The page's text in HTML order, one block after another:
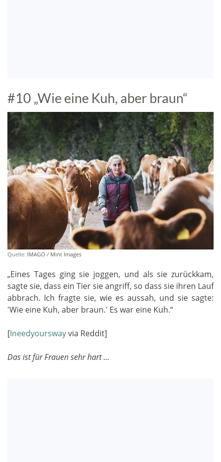
#10 „Wie eine Kuh, aber braun“
Quelle: IMAGO / Mint Images
„Eines Tages ging sie joggen, und als sie zurückkam,
sagte sie, dass ein Tier sie angriff, so dass sie ihren Lauf
abbrach. Ich fragte sie, wie es aussah, und sie sagte:
'Wie eine Kuh, aber braun.' Es war eine Kuh.“
[Ineedyourswayvia Reddit]
Das ist für Frauen sehr hart ...